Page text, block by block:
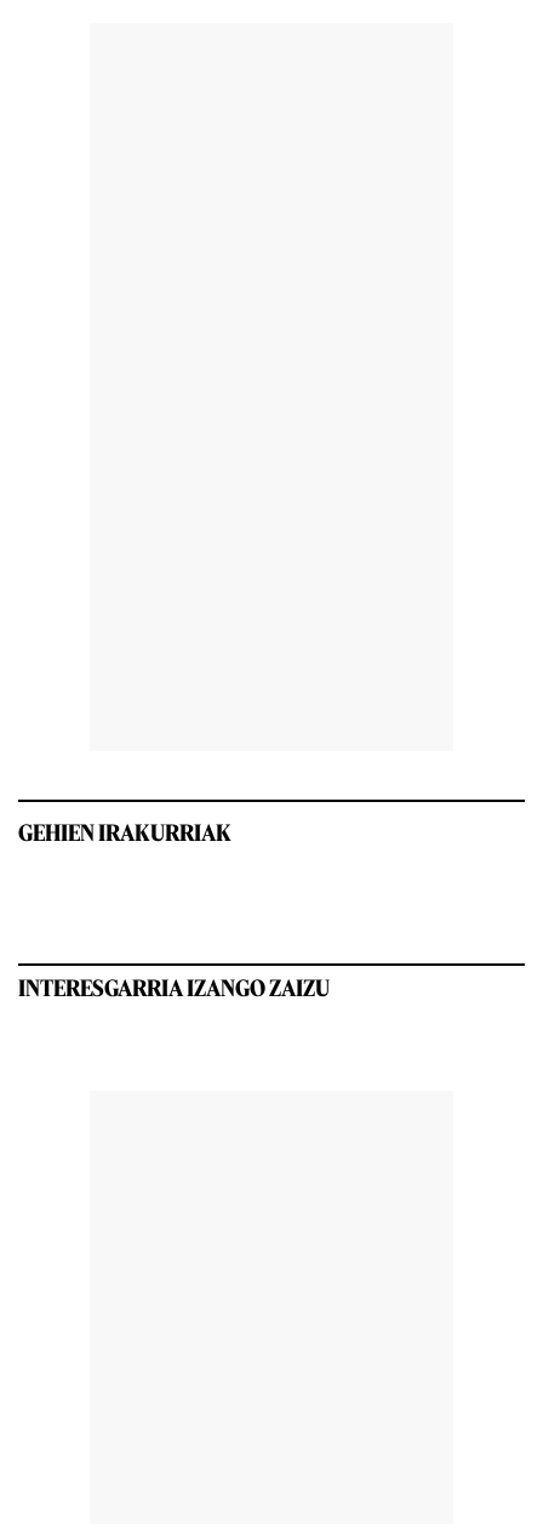
GEHIEN IRAKURRIAK
INTERESGARRIA IZANGO ZAIZU